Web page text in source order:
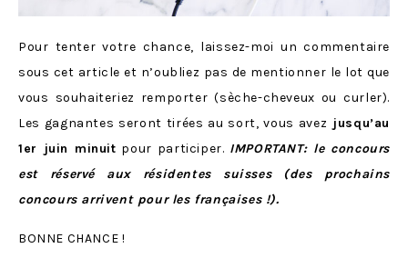
Pour tenter votre chance, laissez-moi un commentaire
sous cet article et n’oubliez pas de mentionner le lot que
vous souhaiteriez remporter (sèche-cheveux ou curler).
Les gagnantes seront tirées au sort, vous avez jusqu’au
1er juin minuit pour participer. IMPORTANT: le concours
est réservé aux résidentes suisses (des prochains
concours arrivent pour les françaises !).
BONNE CHANCE !